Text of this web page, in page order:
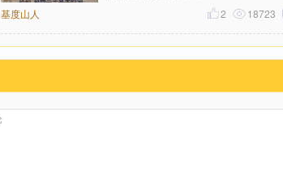
基度山人 18723
2